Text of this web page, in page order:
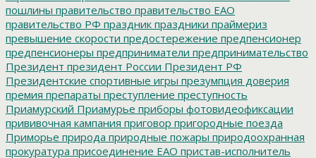
пошлины правительство правительство ЕАО
правительство РФ праздник праздники праймериз
превышение скорости предостережение предпенсионер
предпенсионеры предприниматели предпринимательство
Президент президент России Президент РФ
Президентские спортивные игры презумпция доверия
премия препараты преступление преступность
Приамурский Приамурье приборы фотовидеофиксации
прививочная кампания приговор пригородные поезда
Приморье природа природные пожары природоохранная
прокуратура присоединение ЕАО пристав-исполнитель